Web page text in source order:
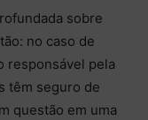
sobre
no caso de
responsável pela
têm seguro de
questão em uma